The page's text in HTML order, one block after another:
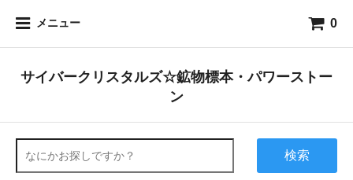
メニュー 0
サイバークリスタルズ☆鉱物標本・パワーストー
ン
検索